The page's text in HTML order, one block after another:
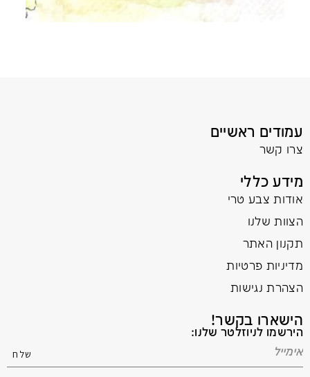
עמודים ראשיים
צרו קשר
מידע כללי
אודות צבע טרי
הצוות שלנו
תקנון האתר
מדיניות פרטיות
הצהרת נגישות
הישארו בקשר!
הירשמו לניוזלטר שלנו: